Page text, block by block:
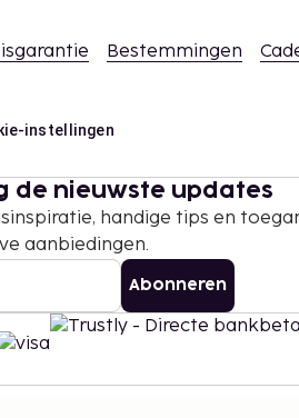
Bestemmingen
instellingen
de nieuwste updates
handige tips en
aanbiedingen.
Abonneren